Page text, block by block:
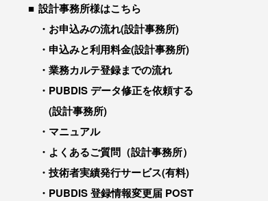
設計事務所様はこちら
お申込みの流れ(設計事務所)
申込みと利用料金(設計事務所)
業務カルテ登録までの流れ
PUBDIS データ修正を依頼する
(設計事務所)
マニュアル
よくあるご質問（設計事務所）
技術者実績発行サービス(有料)
PUBDIS 登録情報変更届 POST